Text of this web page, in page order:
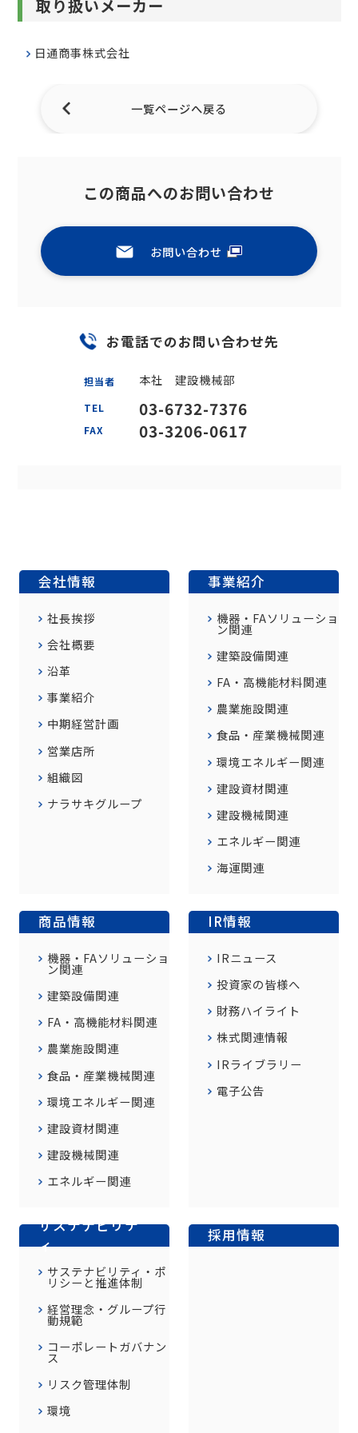
取り扱いメーカー
日通商事株式会社
一覧ページへ戻る
この商品へのお問い合わせ
お問い合わせ
お電話でのお問い合わせ先
担当者 本社 建設機械部
TEL 03-6732-7376
FAX 03-3206-0617
会社情報
社長挨拶
会社概要
沿革
事業紹介
中期経営計画
営業店所
組織図
ナラサキグループ
事業紹介
機器・FAソリューショ
ン関連
建築設備関連
FA・高機能材料関連
農業施設関連
食品・産業機械関連
環境エネルギー関連
建設資材関連
建設機械関連
エネルギー関連
海運関連
商品情報
機器・FAソリューショ
ン関連
建築設備関連
FA・高機能材料関連
農業施設関連
食品・産業機械関連
環境エネルギー関連
建設資材関連
建設機械関連
エネルギー関連
IR情報
IRニュース
投資家の皆様へ
財務ハイライト
株式関連情報
IRライブラリー
電子公告
サステナビリテ
ィ
サステナビリティ・ポ
リシーと推進体制
経営理念・グループ行
動規範
コーポレートガバナン
ス
リスク管理体制
環境
採用情報